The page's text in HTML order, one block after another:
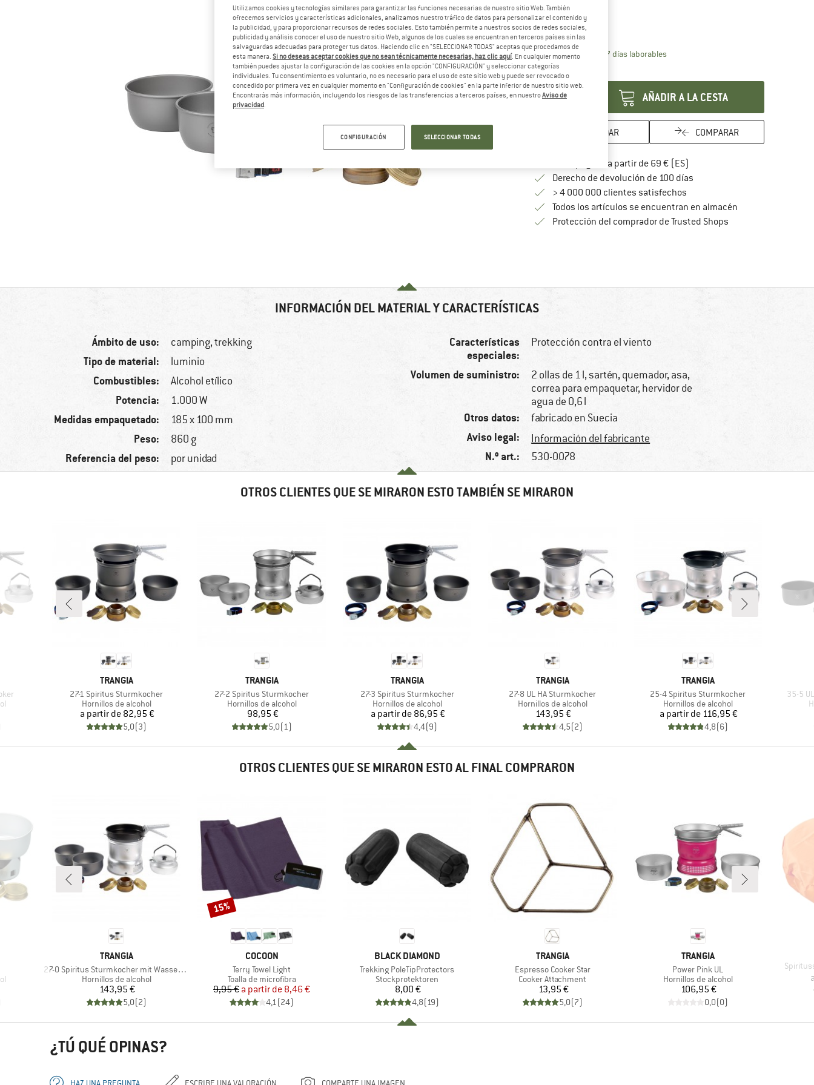
Modelo:Ultralight
Ultralight
Plazo de entrega: 5-7 días laborablesEl enlace se abre en una ventana de
Cantidad:
AÑADIR A LA CESTA
GUARDAR COMPARAR
Porte pagado a partir de 69 € (ES)
Derecho de devolución de 100 díasvaya a la política de
> 4 000 000 clientes satisfechos
Todos los artículos se encuentran en almacén
Protección del comprador de Trusted Shops¡toda la información
INFORMACIÓN DEL MATERIAL Y CARACTERÍSTICAS
Ámbito de uso: camping, trekking
Tipo de material: luminio
Combustibles: Alcohol etílico
Potencia: 1.000 W
Medidas empaquetado: 185 x 100 mm
Peso: 860 g
Referencia del peso: por unidad
Características
especiales:
Protección contra el viento
Volumen de suministro:
2 ollas de 1 l, sartén, quemador, asa,
correa para empaquetar, hervidor de
agua de 0,6 l
Otros datos: fabricado en Suecia
Aviso legal: Información del fabricante
N.º art.: 530-0078
OTROS CLIENTES QUE SE MIRARON ESTO TAMBIÉN SE MIRARON
MARCA
TRANGIA
Artículo
27-1 Spiritus Sturmkocher
Product group
Hornillos de alcohol
Precio
a partir de 82,95 €
5,0(3)
MARCA
TRANGIA
Artículo
27-2 Spiritus Sturmkocher
Product group
Hornillos de alcohol
Precio
98,95 €
5,0(1)
MARCA
TRANGIA
Artículo
27-3 Spiritus Sturmkocher
Product group
Hornillos de alcohol
Precio
a partir de 86,95 €
4,4(9)
MARCA
TRANGIA
Artículo
27-8 UL HA Sturmkocher
Product group
Hornillos de alcohol
Precio
143,95 €
4,5(2)
MARCA
TRANGIA
Artículo
25-4 Spiritus Sturmkocher
Product group
Hornillos de alcohol
Precio
a partir de 116,95 €
4,8(6)
Artículo
35-5
OTROS CLIENTES QUE SE MIRARON ESTO AL FINAL COMPRARON
MARCA
TRANGIA
Artículo
27-0 Spiritus Sturmkocher mit Wasserkocher
Product group
Hornillos de alcohol
Precio
143,95 €
5,0(2)
MARCA
COCOON
Artículo
Terry Towel Light
Product group
Toalla de microfibra
Precio
9,95 € Precio reducido
a partir de 8,46 €
4,1(24)
Descuento
15%
MARCA
BLACK DIAMOND
Artículo
Trekking PoleTipProtectors
Product group
Stockprotektoren
Precio
8,00 €
4,8(19)
MARCA
TRANGIA
Artículo
Espresso Cooker Star
Product group
Cooker Attachment
Precio
13,95 €
5,0(7)
MARCA
TRANGIA
Artículo
Power Pink UL
Product group
Hornillos de alcohol
Precio
106,95 €
0,0(0)
Artículo
¿TÚ QUÉ OPINAS?
Utilizamos cookies y tecnologías similares para garantizar las funciones necesarias de nuestro sitio Web. También
ofrecemos servicios y características adicionales, analizamos nuestro tráfico de datos para personalizar el contenido y
la publicidad, y para proporcionar recursos de redes sociales. Esto también permite a nuestros socios de redes sociales,
publicidad y análisis conocer el uso de nuestro sitio Web, algunos de los cuales se encuentran en terceros países sin las
salvaguardas adecuadas para proteger tus datos. Haciendo clic en "SELECCIONAR TODAS" aceptas que procedamos de
esta manera. Si no deseas aceptar cookies que no sean técnicamente necesarias, haz clic aquí. En cualquier momento
también puedes ajustar la configuración de las cookies en la opción "CONFIGURACIÓN" y seleccionar categorías
individuales. Tu consentimiento es voluntario, no es necesario para el uso de este sitio web y puede ser revocado o
concedido por primera vez en cualquier momento en "Configuración de cookies" en la parte inferior de nuestro sitio web.
Encontrarás más información, incluyendo los riesgos de las transferencias a terceros países, en nuestroAviso de
privacidad.
CONFIGURACIÓN SELECCIONAR TODAS